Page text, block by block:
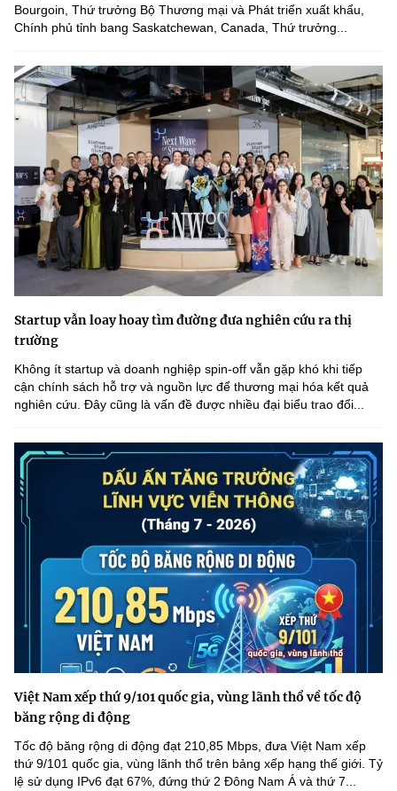
Bourgoin, Thứ trưởng Bộ Thương mại và Phát triển xuất khẩu,
Chính phủ tỉnh bang Saskatchewan, Canada, Thứ trưởng...
Startup vẫn loay hoay tìm đường đưa nghiên cứu ra thị
trường
Không ít startup và doanh nghiệp spin-off vẫn gặp khó khi tiếp
cận chính sách hỗ trợ và nguồn lực để thương mại hóa kết quả
nghiên cứu. Đây cũng là vấn đề được nhiều đại biểu trao đổi...
Việt Nam xếp thứ 9/101 quốc gia, vùng lãnh thổ về tốc độ
băng rộng di động
Tốc độ băng rộng di động đạt 210,85 Mbps, đưa Việt Nam xếp
thứ 9/101 quốc gia, vùng lãnh thổ trên bảng xếp hạng thế giới. Tỷ
lệ sử dụng IPv6 đạt 67%, đứng thứ 2 Đông Nam Á và thứ 7...